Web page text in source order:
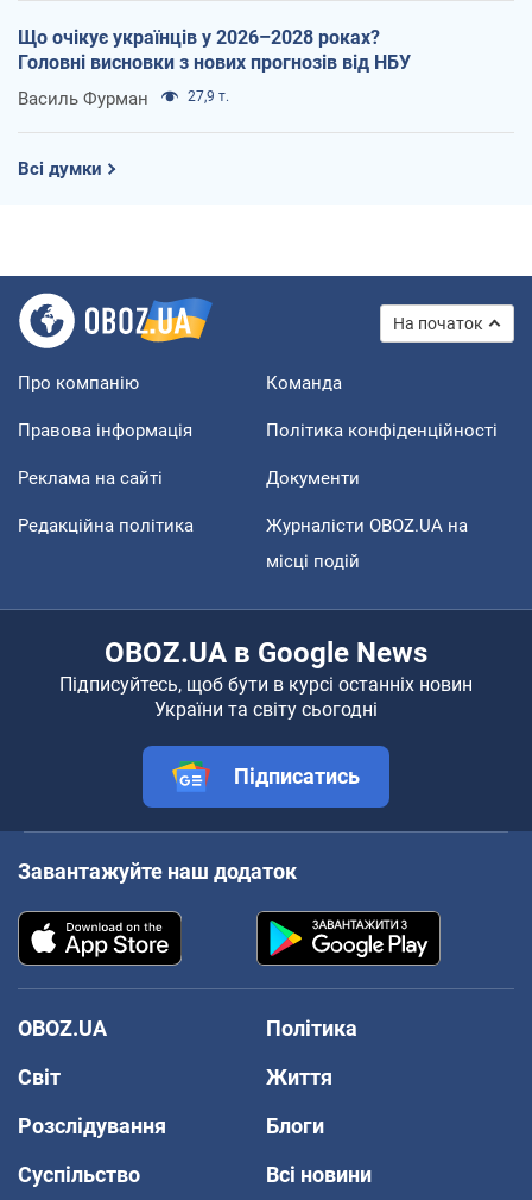
Що очікує українців у 2026–2028 роках?
Головні висновки з нових прогнозів від НБУ
Василь Фурман 27,9 т.
Всі думки
На початок
Про компанію Команда
Правова інформація Політика конфіденційності
Реклама на сайті Документи
Редакційна політика
Журналісти OBOZ.UA на
місці подій
OBOZ.UA в Google News
Підписуйтесь, щоб бути в курсі останніх новин
України та світу сьогодні
Підписатись
Завантажуйте наш додаток
OBOZ.UA
Політика
Світ
Життя
Розслідування
Блоги
Суспільство
Всі новини